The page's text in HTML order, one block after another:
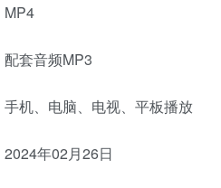
MP4
配套音频MP3
手机、电脑、电视、平板播放
2024年02月26日